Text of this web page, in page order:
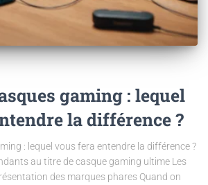
gaming : lequel
la différence ?
: lequel vous fera entendre la différence ?
au titre de casque gaming ultime Les
des marques phares Quand on